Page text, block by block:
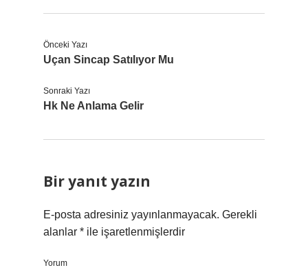
Önceki Yazı
Uçan Sincap Satılıyor Mu
Sonraki Yazı
Hk Ne Anlama Gelir
Bir yanıt yazın
E-posta adresiniz yayınlanmayacak. Gerekli
alanlar * ile işaretlenmişlerdir
Yorum